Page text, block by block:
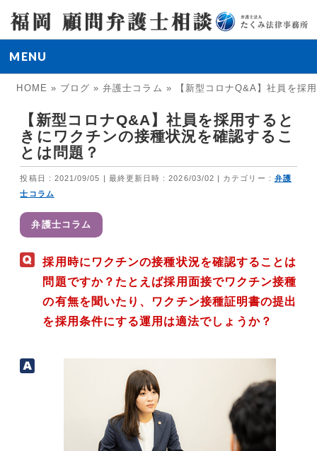
MENU
HOME » ブログ » 弁護士コラム » 【新型コロナQ&A】社員を採
【新型コロナQ&A】社員を採用すると
きにワクチンの接種状況を確認するこ
とは問題？
投稿日 : 2021/09/05 最終更新日時 : 2026/03/02 カテゴリー : 弁護
士コラム
弁護士コラム
採用時にワクチンの接種状況を確認することは
問題ですか？たとえば採用面接でワクチン接種
の有無を聞いたり、ワクチン接種証明書の提出
を採用条件にする運用は適法でしょうか？